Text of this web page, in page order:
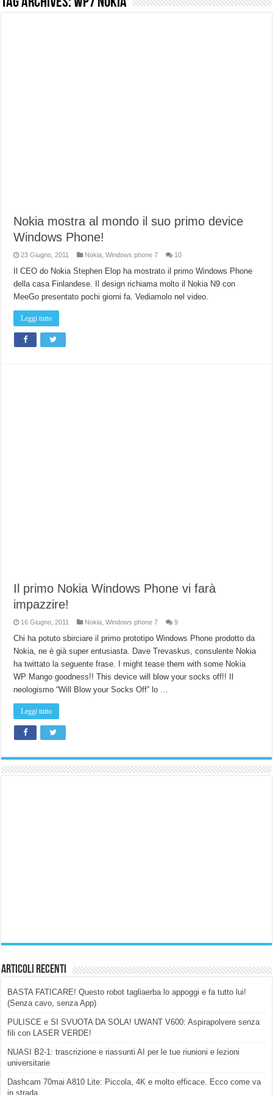
Nokia mostra al mondo il suo primo device
Windows Phone!
23 Giugno, 2011 Nokia ,Windows phone 7 10
Il CEO do Nokia Stephen Elop ha mostrato il primo Windows Phone
della casa Finlandese. Il design richiama molto il Nokia N9 con
MeeGo presentato pochi giorni fa. Vediamolo nel video.
Leggi tutto
Il primo Nokia Windows Phone vi farà
impazzire!
16 Giugno, 2011 Nokia ,Windows phone 7 9
Chi ha potuto sbirciare il primo prototipo Windows Phone prodotto da
Nokia, ne è già super entusiasta. Dave Trevaskus, consulente Nokia
ha twittato la seguente frase. I might tease them with some Nokia
WP Mango goodness!! This device will blow your socks off!! Il
neologismo “Will Blow your Socks Off” lo …
Leggi tutto
Articoli Recenti
BASTA FATICARE! Questo robot tagliaerba lo appoggi e fa tutto lui!
(Senza cavo, senza App)
PULISCE e SI SVUOTA DA SOLA! UWANT V600: Aspirapolvere senza
fili con LASER VERDE!
NUASI B2-1: trascrizione e riassunti AI per le tue riunioni e lezioni
universitarie
Dashcam 70mai A810 Lite: Piccola, 4K e molto efficace. Ecco come va
in strada